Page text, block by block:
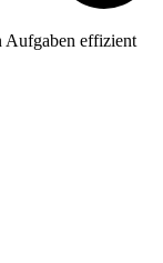
Aufgaben effizient